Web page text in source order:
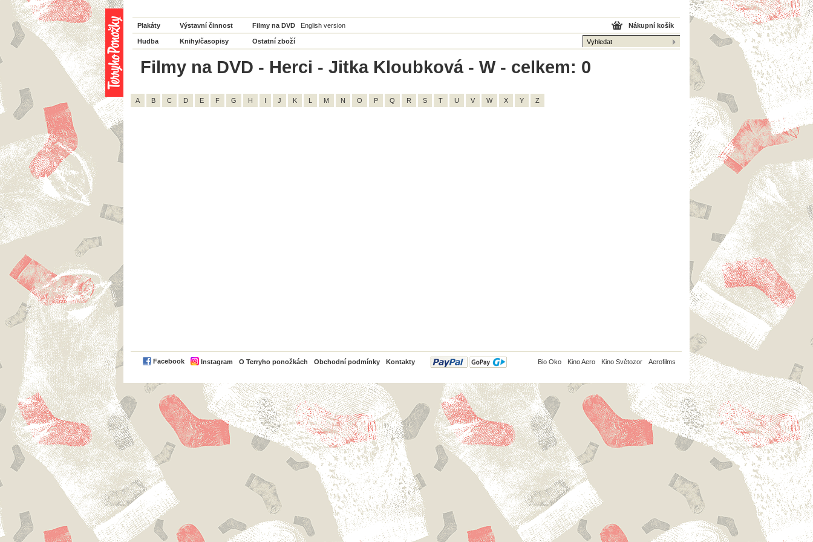
Plakáty Výstavní činnost Filmy na DVD English version
Hudba Knihy/časopisy Ostatní zboží
Nákupní košík
Filmy na DVD - Herci - Jitka Kloubková - W - celkem: 0
A B C D E F G H I J K L M N O P Q R S T U V W X Y Z
Facebook Instagram O Terryho ponožkách Obchodní podmínky Kontakty
PayPal Bio Oko Kino Aero Kino Světozor Aerofilms